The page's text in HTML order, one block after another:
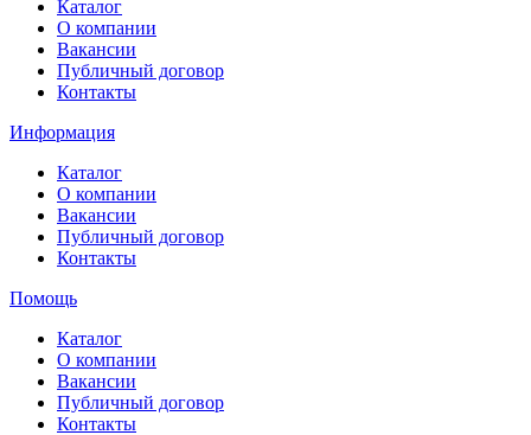
Каталог
О компании
Вакансии
Публичный договор
Контакты
Информация
Каталог
О компании
Вакансии
Публичный договор
Контакты
Помощь
Каталог
О компании
Вакансии
Публичный договор
Контакты